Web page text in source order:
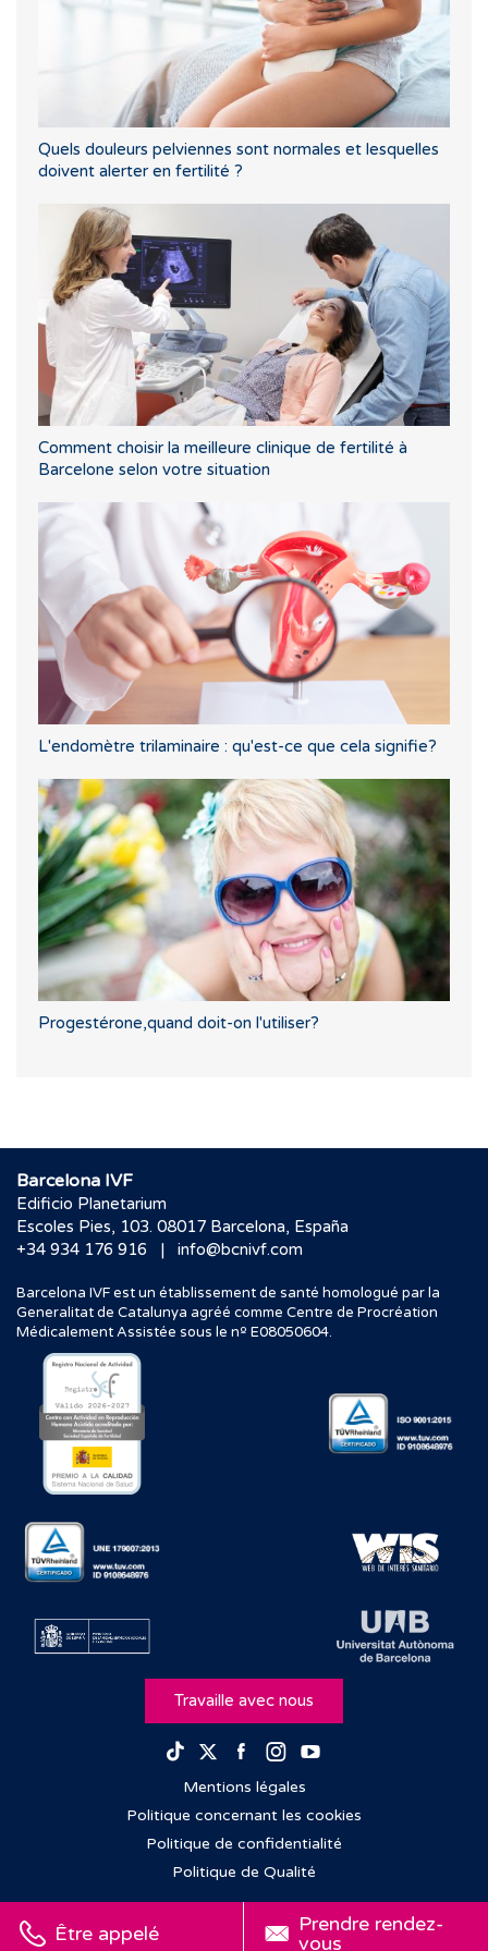
Quels douleurs pelviennes sont normales et lesquelles
doivent alerter en fertilité ?
Comment choisir la meilleure clinique de fertilité à
Barcelone selon votre situation
L'endomètre trilaminaire : qu'est-ce que cela signifie?
Progestérone,quand doit-on l'utiliser?
Être appelé
Prendre rendez-
vous
Barcelona IVF
Edificio Planetarium
Escoles Pies, 103. 08017 Barcelona, España
+34 934 176 916
| info@bcnivf.com
Barcelona IVF est un établissement de santé homologué par la
Generalitat de Catalunya agréé comme Centre de Procréation
Médicalement Assistée sous le nº E08050604.
Travaille avec nous
TikTokTwitterFacebook
Instagram
Mentions légales
Politique concernant les cookies
Politique de confidentialité
Politique de Qualité